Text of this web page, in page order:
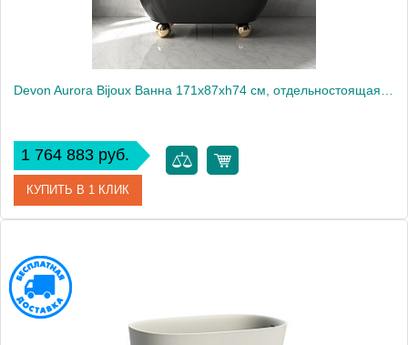
1 764 883 руб.
КУПИТЬ В 1 КЛИК
Артикул
Производитель